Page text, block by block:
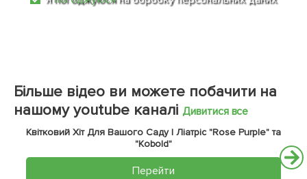
Більше відео ви можете побачити на
нашому youtube каналі Дивитися все
Квітковий Хіт Для Вашого Саду | Ліатріс "Rose Purple" та
"Kobold"
Перейти